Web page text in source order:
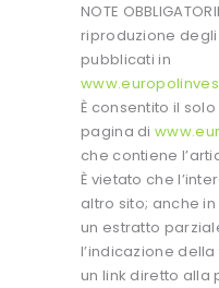
NOTE
riproduzione
pubblicati in
È consentito il
pagina di
che contiene
È vietato che
altro sito; anche
un estratto
l’indicazione
un link diretto alla